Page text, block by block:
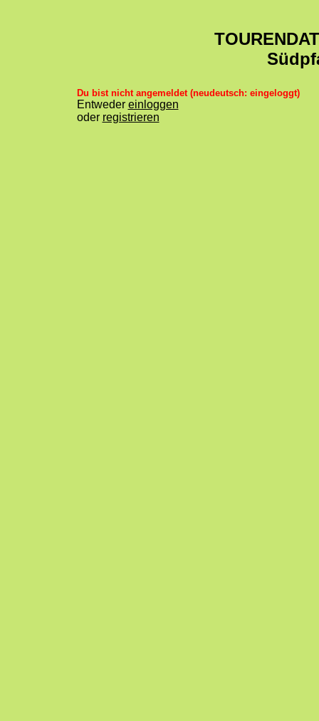
Du bist nicht angemeldet (neudeutsch: eingeloggt)
Entweder einloggen
oder registrieren